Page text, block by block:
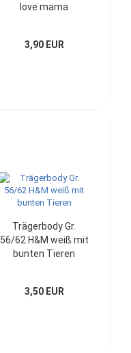
love mama
3,90 EUR
Trägerbody Gr.
56/62 H&M weiß mit
bunten Tieren
3,50 EUR